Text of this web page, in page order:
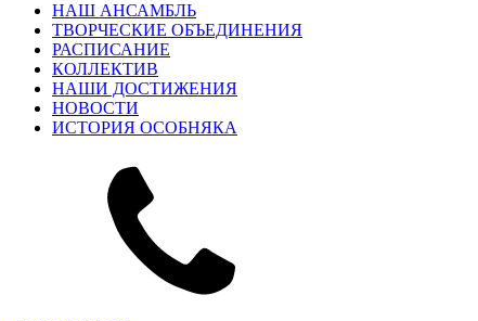
НАШ АНСАМБЛЬ
ТВОРЧЕСКИЕ ОБЪЕДИНЕНИЯ
РАСПИСАНИЕ
КОЛЛЕКТИВ
НАШИ ДОСТИЖЕНИЯ
НОВОСТИ
ИСТОРИЯ ОСОБНЯКА